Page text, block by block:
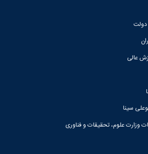
دولت
عالی
سینا
وزارت علوم، تحقیقات و فناوری